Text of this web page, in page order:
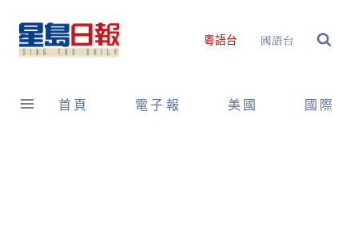
content
粵語台 國語台
首頁 電子報 美國 國際